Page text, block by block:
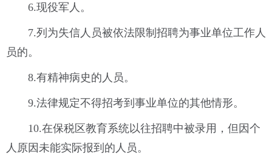
6.现役军人。
7.列为失信人员被依法限制招聘为事业单位工作人
员的。
8.有精神病史的人员。
9.法律规定不得招考到事业单位的其他情形。
10.在保税区教育系统以往招聘中被录用，但因个
人原因未能实际报到的人员。